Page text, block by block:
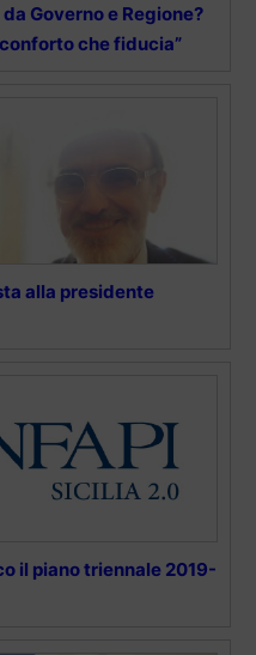
Governo e Regione?
che fiducia”
alla presidente
il piano triennale 2019-